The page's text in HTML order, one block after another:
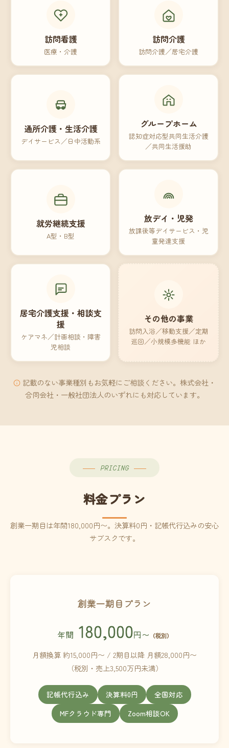
訪問看護
医療・介護
訪問介護
訪問介護／居宅介護
通所介護・生活介護
デイサービス／日中活動系
グループホーム
認知症対応型共同生活介護
／共同生活援助
就労継続支援
A型・B型
放デイ・児発
放課後等デイサービス・児
童発達支援
居宅介護支援・相談支
援
ケアマネ／計画相談・障害
児相談
その他の事業
訪問入浴／移動支援／定期
巡回／小規模多機能 ほか
記載のない事業種別もお気軽にご相談ください。株式会社・
合同会社・一般社団法人のいずれにも対応しています。
PRICING
料金プラン
創業一期目は年間180,000円〜。決算料0円・記帳代行込みの安心
サブスクです。
創業一期目プラン
年間 180,000円〜 （税別）
月額換算 約15,000円〜 / 2期目以降 月額28,000円〜
（税別・売上3,500万円未満）
記帳代行込み 決算料0円
全国対応
MFクラウド専門
Zoom相談OK